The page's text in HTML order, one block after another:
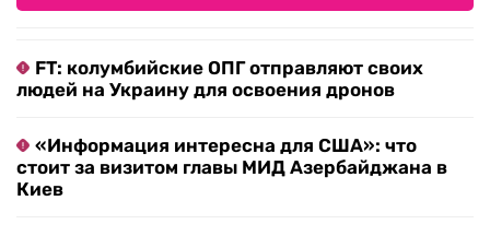
FT: колумбийские ОПГ отправляют своих
людей на Украину для освоения дронов
«Информация интересна для США»: что
стоит за визитом главы МИД Азербайджана в
Киев